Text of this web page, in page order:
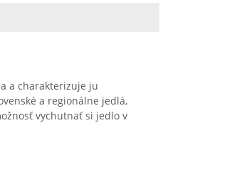
a charakterizuje ju
a regionálne jedlá,
vychutnať si jedlo v